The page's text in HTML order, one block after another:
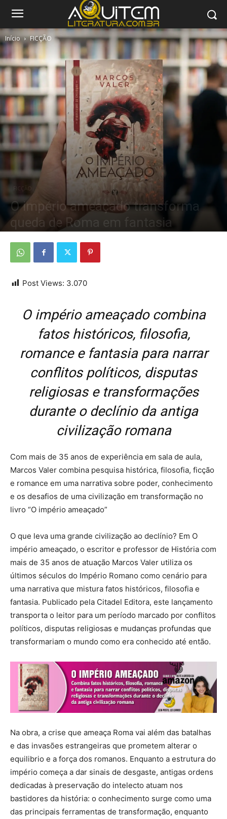
Início FICÇÃO
O império ameaçado transforma
queda de Roma em fantasia
Post Views: 3.070
O império ameaçado combina
fatos históricos, filosofia,
romance e fantasia para narrar
conflitos políticos, disputas
religiosas e transformações
durante o declínio da antiga
civilização romana
Com mais de 35 anos de experiência em sala de aula,
Marcos Valer combina pesquisa histórica, filosofia, ficção
e romance em uma narrativa sobre poder, conhecimento
e os desafios de uma civilização em transformação no
livro “O império ameaçado”
O que leva uma grande civilização ao declínio? Em O
império ameaçado, o escritor e professor de História com
mais de 35 anos de atuação Marcos Valer utiliza os
últimos séculos do Império Romano como cenário para
uma narrativa que mistura fatos históricos, filosofia e
fantasia. Publicado pela Citadel Editora, este lançamento
transporta o leitor para um período marcado por conflitos
políticos, disputas religiosas e mudanças profundas que
transformariam o mundo como era conhecido até então.
Na obra, a crise que ameaça Roma vai além das batalhas
e das invasões estrangeiras que prometem alterar o
equilibrio e a força dos romanos. Enquanto a estrutura do
império começa a dar sinais de desgaste, antigas ordens
dedicadas à preservação do intelecto atuam nos
bastidores da história: o conhecimento surge como uma
das principais ferramentas de transformação, enquanto